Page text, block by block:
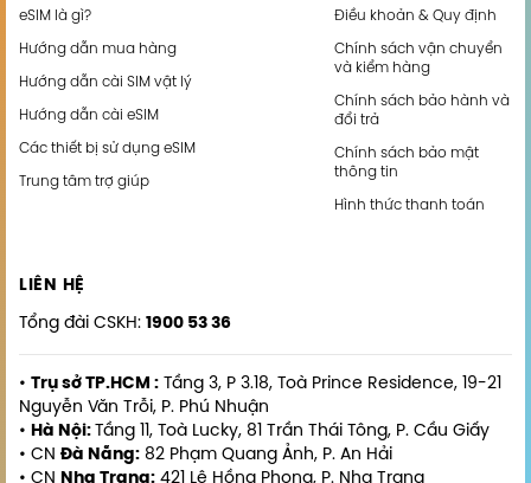
eSIM là gì?
Hướng dẫn mua hàng
Hướng dẫn cài SIM vật lý
Hướng dẫn cài eSIM
Các thiết bị sử dụng eSIM
Trung tâm trợ giúp
Điều khoản & Quy định
Chính sách vận chuyển
và kiểm hàng
Chính sách bảo hành và
đổi trả
Chính sách bảo mật
thông tin
Hình thức thanh toán
LIÊN HỆ
Tổng đài CSKH: 1900 53 36
• Trụ sở TP.HCM : Tầng 3, P 3.18, Toà Prince Residence, 19-21
Nguyễn Văn Trỗi, P. Phú Nhuận
• Hà Nội: Tầng 11, Toà Lucky, 81 Trần Thái Tông, P. Cầu Giấy
• CN Đà Nẵng: 82 Phạm Quang Ảnh, P. An Hải
• CN Nha Trang: 421 Lê Hồng Phong, P. Nha Trang